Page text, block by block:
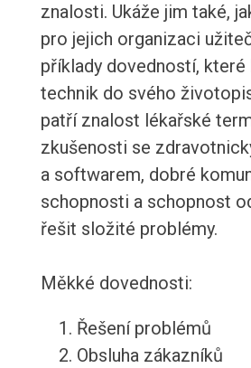
znalosti. Ukáže jim také,
pro jejich organizaci
příklady dovedností, které
technik do svého
patří znalost lékařské
zkušenosti se
a softwarem, dobré
schopnosti a schopnost
řešit složité problémy.
Měkké dovednosti:
Řešení problémů
Obsluha zákazníků